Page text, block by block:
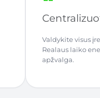
Valdykite visus
Realaus laiko
apžvalga.